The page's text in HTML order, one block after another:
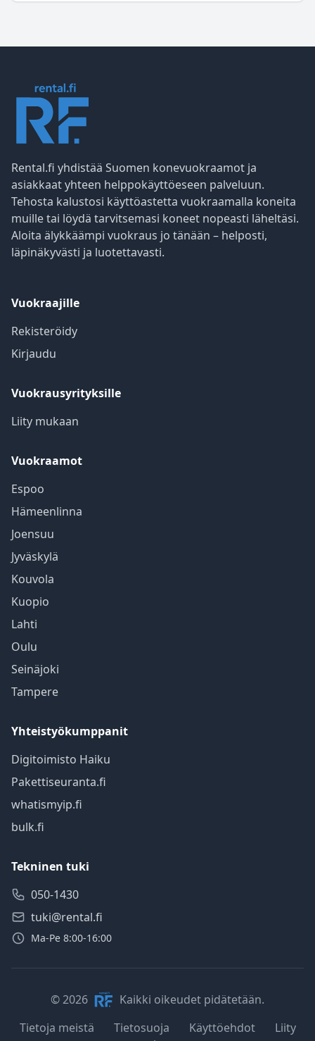
Rental.fi yhdistää Suomen konevuokraamot ja
asiakkaat yhteen helppokäyttöeseen palveluun.
Tehosta kalustosi käyttöastetta vuokraamalla koneita
muille tai löydä tarvitsemasi koneet nopeasti läheltäsi.
Aloita älykkäämpi vuokraus jo tänään – helposti,
läpinäkyvästi ja luotettavasti.
Vuokraajille
Rekisteröidy
Kirjaudu
Vuokrausyrityksille
Liity mukaan
Vuokraamot
Espoo
Hämeenlinna
Joensuu
Jyväskylä
Kouvola
Kuopio
Lahti
Oulu
Seinäjoki
Tampere
Yhteistyökumppanit
Digitoimisto Haiku
Pakettiseuranta.fi
whatismyip.fi
bulk.fi
Tekninen tuki
050-1430
tuki@rental.fi
Ma-Pe 8:00-16:00
© 2026
Kaikki oikeudet pidätetään.
Tietoja meistä
Tietosuoja Käyttöehdot
Liity